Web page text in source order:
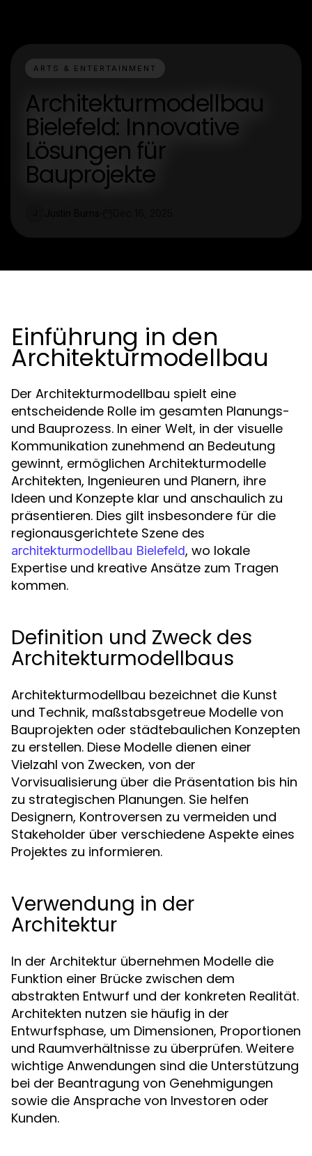
ARTS & ENTERTAINMENT
Architekturmodellbau
Bielefeld: Innovative
Lösungen für
Bauprojekte
Einführung in den
Architekturmodellbau
Der Architekturmodellbau spielt eine
entscheidende Rolle im gesamten Planungs-
und Bauprozess. In einer Welt, in der visuelle
Kommunikation zunehmend an Bedeutung
gewinnt, ermöglichen Architekturmodelle
Architekten, Ingenieuren und Planern, ihre
Ideen und Konzepte klar und anschaulich zu
präsentieren. Dies gilt insbesondere für die
regionausgerichtete Szene des
architekturmodellbau Bielefeld, wo lokale
Expertise und kreative Ansätze zum Tragen
kommen.
Definition und Zweck des
Architekturmodellbaus
Architekturmodellbau bezeichnet die Kunst
und Technik, maßstabsgetreue Modelle von
Bauprojekten oder städtebaulichen Konzepten
zu erstellen. Diese Modelle dienen einer
Vielzahl von Zwecken, von der
Vorvisualisierung über die Präsentation bis hin
zu strategischen Planungen. Sie helfen
Designern, Kontroversen zu vermeiden und
Stakeholder über verschiedene Aspekte eines
Projektes zu informieren.
Verwendung in der
Architektur
In der Architektur übernehmen Modelle die
Funktion einer Brücke zwischen dem
abstrakten Entwurf und der konkreten Realität.
Architekten nutzen sie häufig in der
Entwurfsphase, um Dimensionen, Proportionen
und Raumverhältnisse zu überprüfen. Weitere
wichtige Anwendungen sind die Unterstützung
bei der Beantragung von Genehmigungen
sowie die Ansprache von Investoren oder
Kunden.